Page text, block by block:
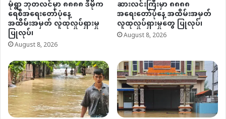
မုံရွာ ဘုတလင်မှာ ၈၈၈၈ ဒီမိုက
ရေစီအရေးတော်ပုံနေ့
အထိမ်းအမှတ် လူထုလှုပ်ရှားမှု
ပြုလုပ်၊
August 8, 2026
ဆားလင်းကြီးမှာ ၈၈၈၈
အရေးတော်ပုံနေ့ အထိမ်းအမှတ်
လူထုလှုပ်ရှားမှုတွေ ပြုလုပ်၊
August 8, 2026